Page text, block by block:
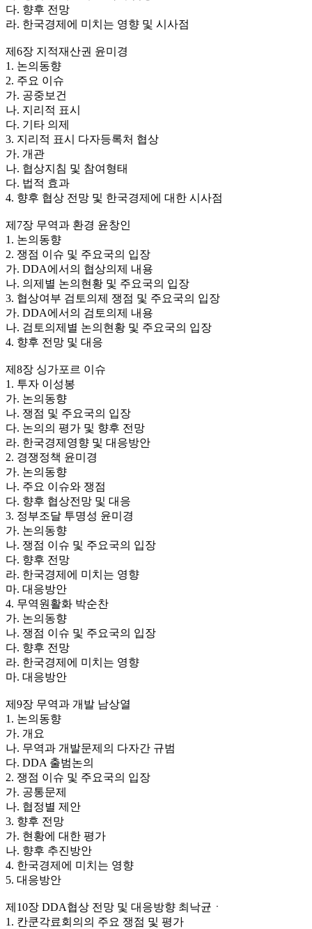
다. 향후 전망
라. 한국경제에 미치는 영향 및 시사점
제6장 지적재산권 윤미경
1. 논의동향
2. 주요 이슈
가. 공중보건
나. 지리적 표시
다. 기타 의제
3. 지리적 표시 다자등록처 협상
가. 개관
나. 협상지침 및 참여형태
다. 법적 효과
4. 향후 협상 전망 및 한국경제에 대한 시사점
제7장 무역과 환경 윤창인
1. 논의동향
2. 쟁점 이슈 및 주요국의 입장
가. DDA에서의 협상의제 내용
나. 의제별 논의현황 및 주요국의 입장
3. 협상여부 검토의제 쟁점 및 주요국의 입장
가. DDA에서의 검토의제 내용
나. 검토의제별 논의현황 및 주요국의 입장
4. 향후 전망 및 대응
제8장 싱가포르 이슈
1. 투자 이성봉
가. 논의동향
나. 쟁점 및 주요국의 입장
다. 논의의 평가 및 향후 전망
라. 한국경제영향 및 대응방안
2. 경쟁정책 윤미경
가. 논의동향
나. 주요 이슈와 쟁점
다. 향후 협상전망 및 대응
3. 정부조달 투명성 윤미경
가. 논의동향
나. 쟁점 이슈 및 주요국의 입장
다. 향후 전망
라. 한국경제에 미치는 영향
마. 대응방안
4. 무역원활화 박순찬
가. 논의동향
나. 쟁점 이슈 및 주요국의 입장
다. 향후 전망
라. 한국경제에 미치는 영향
마. 대응방안
제9장 무역과 개발 남상열
1. 논의동향
가. 개요
나. 무역과 개발문제의 다자간 규범
다. DDA 출범논의
2. 쟁점 이슈 및 주요국의 입장
가. 공통문제
나. 협정별 제안
3. 향후 전망
가. 현황에 대한 평가
나. 향후 추진방안
4. 한국경제에 미치는 영향
5. 대응방안
제10장 DDA협상 전망 및 대응방향 최낙균ㆍ
1. 칸쿤각료회의의 주요 쟁점 및 평가